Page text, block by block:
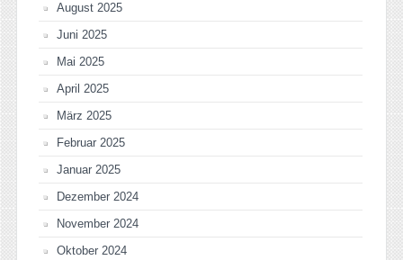
August 2025
Juni 2025
Mai 2025
April 2025
März 2025
Februar 2025
Januar 2025
Dezember 2024
November 2024
Oktober 2024